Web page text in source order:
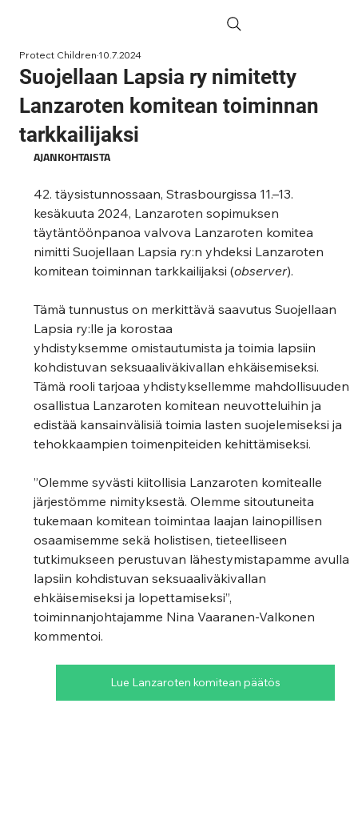
Suojellaan Lapsia ry nimitetty
Lanzaroten komitean toiminnan
tarkkailijaksi
Protect Children10.7.2024
AJANKOHTAISTA
42. täysistunnossaan, Strasbourgissa 11.–13.
kesäkuuta 2024, Lanzaroten sopimuksen
täytäntöönpanoa valvova Lanzaroten komitea
nimitti Suojellaan Lapsia ry:n yhdeksi Lanzaroten
komitean toiminnan tarkkailijaksi (observer).
Tämä tunnustus on merkittävä saavutus Suojellaan
Lapsia ry:lle ja korostaa
yhdistyksemme omistautumista ja toimia lapsiin
kohdistuvan seksuaaliväkivallan ehkäisemiseksi.
Tämä rooli tarjoaa yhdistyksellemme mahdollisuuden
osallistua Lanzaroten komitean neuvotteluihin ja
edistää kansainvälisiä toimia lasten suojelemiseksi ja
tehokkaampien toimenpiteiden kehittämiseksi.
”Olemme syvästi kiitollisia Lanzaroten komitealle
järjestömme nimityksestä. Olemme sitoutuneita
tukemaan komitean toimintaa laajan lainopillisen
osaamisemme sekä holistisen, tieteelliseen
tutkimukseen perustuvan lähestymistapamme avulla
lapsiin kohdistuvan seksuaaliväkivallan
ehkäisemiseksi ja lopettamiseksi”,
toiminnanjohtajamme Nina Vaaranen-Valkonen
kommentoi.
Lue Lanzaroten komitean päätös